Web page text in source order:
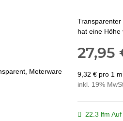
Transparenter
hat eine Höhe
27,95
9,32 € pro 1 m
inkl. 19%
22.3 lfm